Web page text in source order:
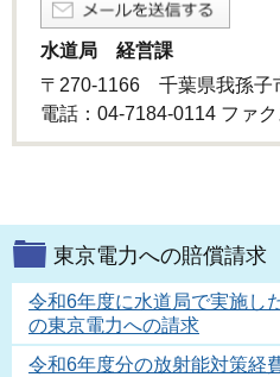
水道局 経営課
〒270-1166 千葉県我孫子
電話：04-7184-0114 ファ
東京電力への賠償請求
令和6年度に水道局で実施し
の東京電力への請求
令和6年度分の放射能対策経